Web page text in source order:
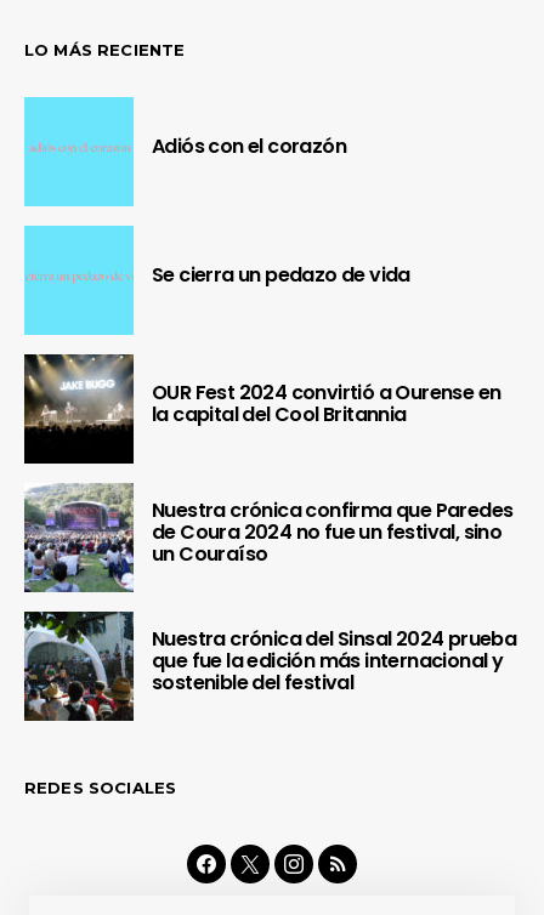
LO MÁS RECIENTE
Adiós con el corazón
Se cierra un pedazo de vida
OUR Fest 2024 convirtió a Ourense en
la capital del Cool Britannia
Nuestra crónica confirma que Paredes
de Coura 2024 no fue un festival, sino
un Couraíso
Nuestra crónica del Sinsal 2024 prueba
que fue la edición más internacional y
sostenible del festival
REDES SOCIALES